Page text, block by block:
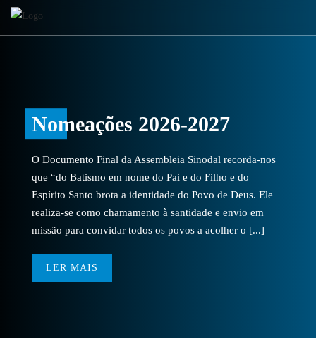
Nomeações 2026-2027
O Documento Final da Assembleia Sinodal recorda-nos
que “do Batismo em nome do Pai e do Filho e do
Espírito Santo brota a identidade do Povo de Deus. Ele
realiza-se como chamamento à santidade e envio em
missão para convidar todos os povos a acolher o [...]
LER MAIS